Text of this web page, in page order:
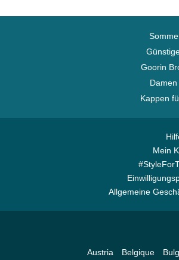
Goorin
Kappen
Mein
Allgemeine
Austria Belgique